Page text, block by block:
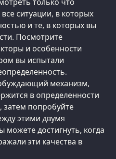
ситуации, в которых
и те, в которых вы
Посмотрите
и особенности
вы испытали
механизм,
в определенности
затем попробуйте
этими двумя
можете достигнуть, когда
эти качества в